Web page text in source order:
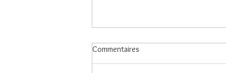
Commentaires